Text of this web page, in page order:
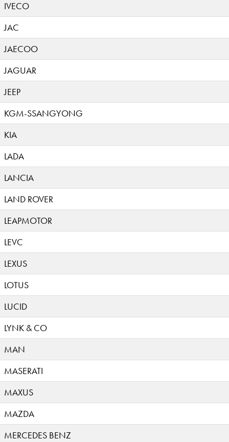
IVECO
JAC
JAECOO
JAGUAR
JEEP
KGM-SSANGYONG
KIA
LADA
LANCIA
LAND ROVER
LEAPMOTOR
LEVC
LEXUS
LOTUS
LUCID
LYNK & CO
MAN
MASERATI
MAXUS
MAZDA
MERCEDES BENZ